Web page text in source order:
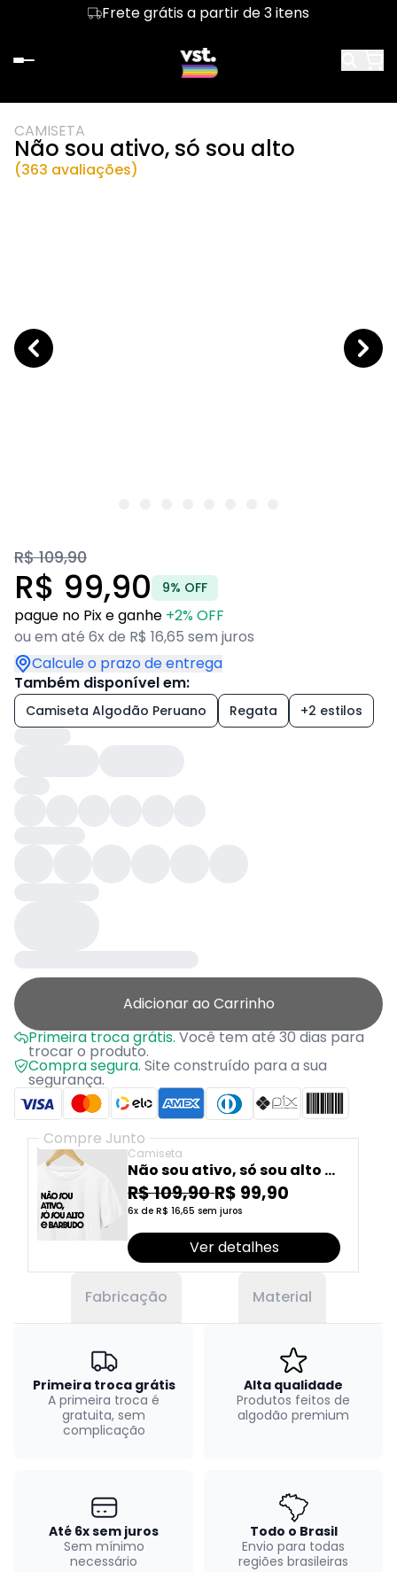
Frete grátis a partir de 3 itens
CAMISETA
Não sou ativo, só sou alto
(363 avaliações)
R$ 109,90
R$ 99,90 9% OFF
pague no Pix e ganhe +2% OFF
ou em até 6x de R$ 16,65 sem juros
Calcule o prazo de entrega
Também disponível em:
Camiseta Algodão Peruano Regata +2 estilos
Adicionar ao Carrinho
Primeira troca grátis.Você tem até 30 dias para
trocar o produto.
Compra segura. Site construído para a sua
segurança.
Compre Junto
Camiseta
Não sou ativo, só sou alto e
barbudo
R$ 109,90R$ 99,90
6x de R$ 16,65 sem juros
Ver detalhes
Fabricação Material
Primeira troca grátis
A primeira troca é
gratuita, sem
complicação
Alta qualidade
Produtos feitos de
algodão premium
Até 6x sem juros
Sem mínimo
necessário
Todo o Brasil
Envio para todas
regiões brasileiras